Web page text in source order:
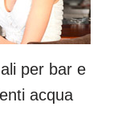
per bar e
acqua